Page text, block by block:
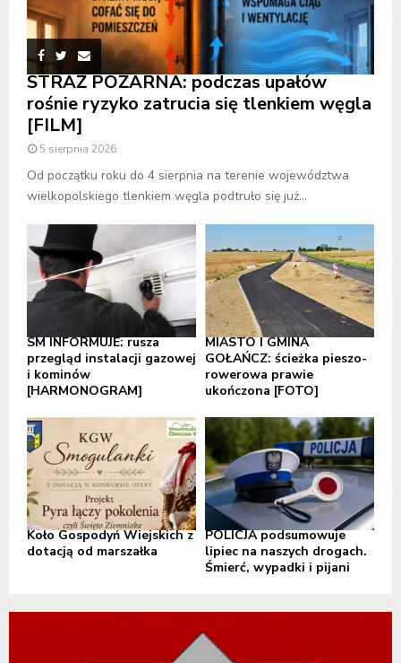
STRAŻ POŻARNA: podczas upałów
rośnie ryzyko zatrucia się tlenkiem węgla
[FILM]
5 sierpnia 2026
Od początku roku do 4 sierpnia na terenie województwa
wielkopolskiego tlenkiem węgla podtruło się już...
SM INFORMUJE: rusza
przegląd instalacji gazowej
i kominów
[HARMONOGRAM]
MIASTO I GMINA
GOŁAŃCZ: ścieżka pieszo-
rowerowa prawie
ukończona [FOTO]
Koło Gospodyń Wiejskich z
dotacją od marszałka
POLICJA podsumowuje
lipiec na naszych drogach.
Śmierć, wypadki i pijani